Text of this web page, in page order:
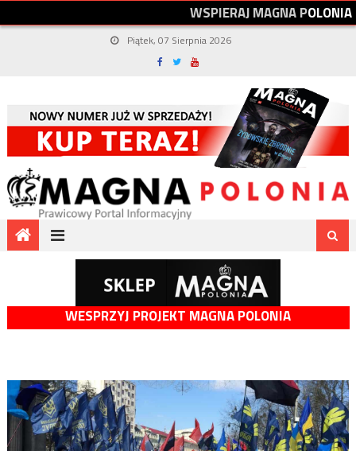
WSPIERAJMAGNAPOLONIA
Piątek, 07 Sierpnia 2026
WESPRZYJ PROJEKT MAGNA POLONIA